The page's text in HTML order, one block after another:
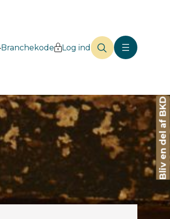
Branchekode Log ind
Bliv en del af BKD